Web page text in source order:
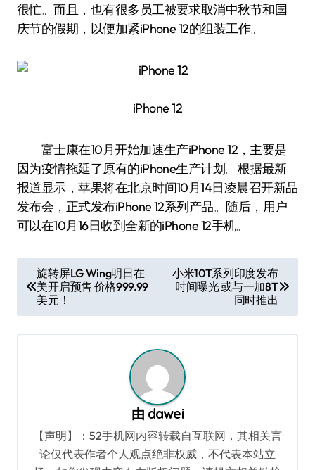
很忙。而且，也有很多员工被要求取消中秋节和国
庆节的假期，以便加紧iPhone 12的组装工作。
iPhone 12
富士康在10月开始加速生产iPhone 12，主要是
因为疫情拖延了原有的iPhone生产计划。根据最新
报道显示，苹果将在北京时间10月14日凌晨召开新品
发布会，正式发布iPhone 12系列产品。随后，用户
可以在10月16日收到全新的iPhone 12手机。
章
导
航
旋转屏LG Wing明日在
美开启预售 价格999.99
美元！
小米10T系列印度发布
时间曝光 或与一加8T
同时推出
由 dawei
【声明】：52手机网内容转载自互联网，其相关言
论仅代表作者个人观点绝非权威，不代表本站立